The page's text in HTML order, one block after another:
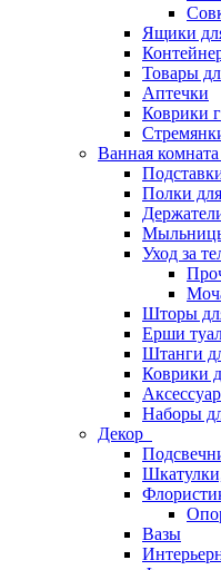
Ящики
Товары
Аптечки
Коврики
Ванная комната
Полки
Уход за
Шторы
Ерши
Штанги
Коврики
Наборы
Декор
Вазы